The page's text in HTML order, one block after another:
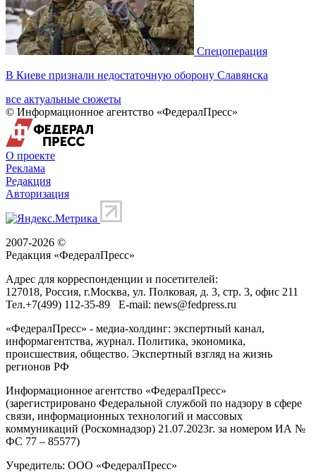
Спецоперация
В Киеве признали недостаточную оборону Славянска
все актуальные сюжеты
© Информационное агентство «ФедералПресс»
О проекте
Реклама
Редакция
Авторизация
2007-2026 ©
Редакция «ФедералПресс»
Адрес для корреспонденции и посетителей:
127018, Россия, г.Москва, ул. Полковая, д. 3, стр. 3, офис 211
Тел.+7(499) 112-35-89 E-mail: news@fedpress.ru
«ФедералПресс» - медиа-холдинг: экспертный канал,
информагентства, журнал. Политика, экономика,
происшествия, общество. Экспертный взгляд на жизнь
регионов РФ
Информационное агентство «ФедералПресс»
(зарегистрировано Федеральной службой по надзору в сфере
связи, информационных технологий и массовых
коммуникаций (Роскомнадзор) 21.07.2023г. за номером ИА №
ФС 77 – 85577)
Учредитель: ООО «ФедералПресс»